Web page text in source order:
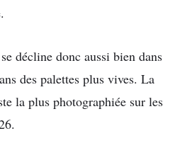
se décline donc aussi bien dans
des palettes plus vives. La
la plus photographiée sur les